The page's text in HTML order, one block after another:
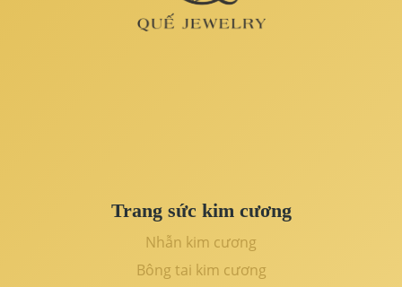
Trang sức kim cương
Nhẫn kim cương
Bông tai kim cương